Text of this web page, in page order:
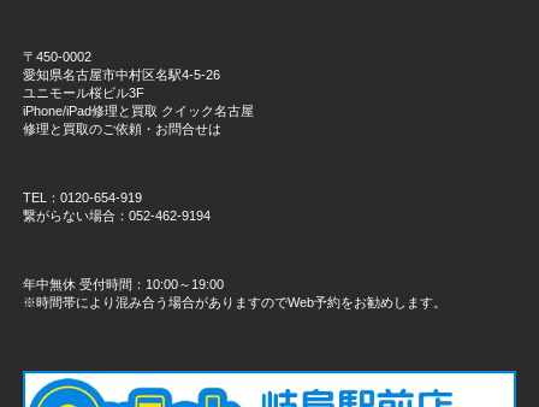
〒450-0002
愛知県名古屋市中村区名駅4-5-26
ユニモール桜ビル3F
iPhone/iPad修理と買取 クイック名古屋
修理と買取のご依頼・お問合せは
TEL：0120-654-919
繋がらない場合：052-462-9194
年中無休 受付時間：10:00～19:00
※時間帯により混み合う場合がありますのでWeb予約をお勧めします。